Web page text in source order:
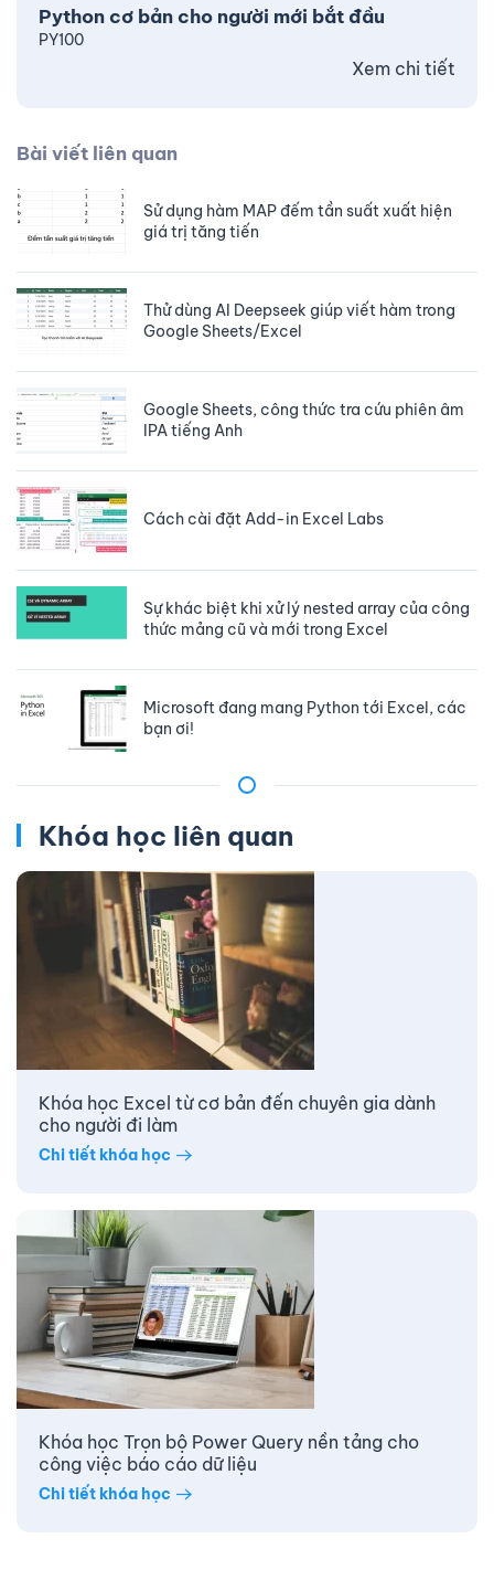
Python cơ bản cho người mới bắt đầu
PY100
Xem chi tiết
Bài viết liên quan
Sử dụng hàm MAP đếm tần suất xuất hiện
giá trị tăng tiến
Thử dùng AI Deepseek giúp viết hàm trong
Google Sheets/Excel
Google Sheets, công thức tra cứu phiên âm
IPA tiếng Anh
Cách cài đặt Add-in Excel Labs
Sự khác biệt khi xử lý nested array của công
thức mảng cũ và mới trong Excel
Microsoft đang mang Python tới Excel, các
bạn ơi!
Khóa học liên quan
Khóa học Excel từ cơ bản đến chuyên gia dành
cho người đi làm
Chi tiết khóa học
Khóa học Trọn bộ Power Query nền tảng cho
công việc báo cáo dữ liệu
Chi tiết khóa học